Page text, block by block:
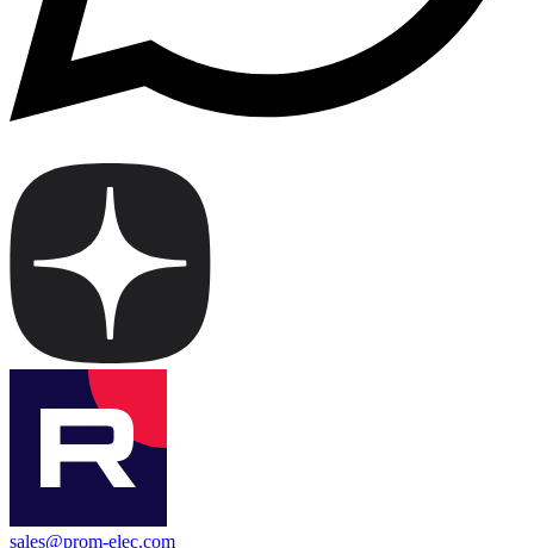
sales@prom-elec.com